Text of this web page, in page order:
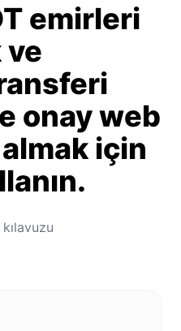
emirleri
onay web
almak için